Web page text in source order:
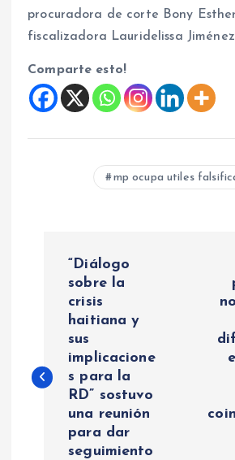
procuradora de corte Bony
fiscalizadora Lauridelissa
Comparte esto!
mp ocupa utiles
e
“Diálogo
sobre la
crisis
haitiana y
sus
implicacione
s para la
RD” sostuvo
una reunión
para dar
seguimiento